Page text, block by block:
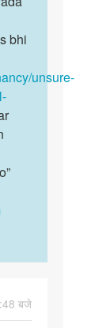
bhi
unsure-
बजे